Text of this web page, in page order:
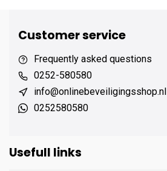
Customer service
Frequently asked questions
0252-580580
info@onlinebeveiligingsshop.nl
0252580580
Usefull links